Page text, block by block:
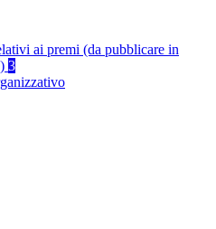
ai premi (da pubblicare in
3